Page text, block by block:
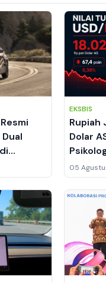
EKSBIS
Rupiah
Dolar
05